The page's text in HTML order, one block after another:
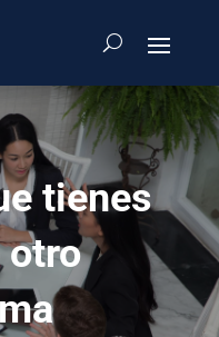
tienes
otro